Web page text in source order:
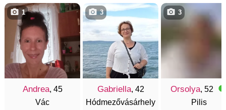
Andrea, 45
Vác
1
Gabriella, 42
Hódmezővásárhely
3
Orsolya, 52
Pilis
3